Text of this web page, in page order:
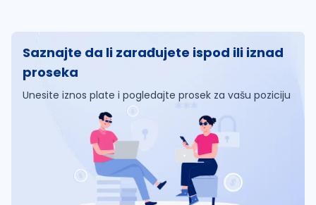
Saznajte da li zarađujete ispod ili iznad
proseka
Unesite iznos plate i pogledajte prosek za vašu poziciju